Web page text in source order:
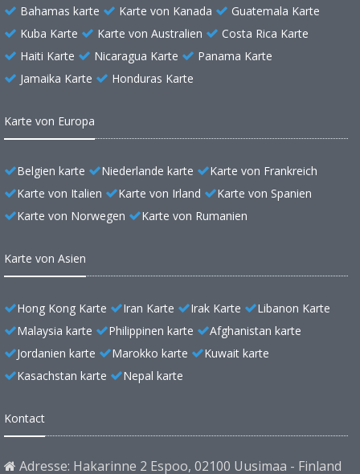
Bahamas karte Karte von Kanada
Guatemala Karte
Kuba Karte
Karte von Australien
Costa Rica Karte
Haiti Karte
Nicaragua Karte
Panama Karte
Jamaika Karte
Honduras Karte
Karte von Europa
Belgien karte Niederlande karte
Karte von Frankreich
Karte von Italien
Karte von Irland
Karte von Spanien
Karte von Norwegen
Karte von Rumanien
Karte von Asien
Hong Kong Karte Iran Karte Irak Karte
Libanon Karte
Malaysia karte
Philippinen karte
Afghanistan karte
Jordanien karte
Marokko karte
Kuwait karte
Kasachstan karte
Nepal karte
Kontact
Adresse: Hakarinne 2 Espoo, 02100 Uusimaa - Finland